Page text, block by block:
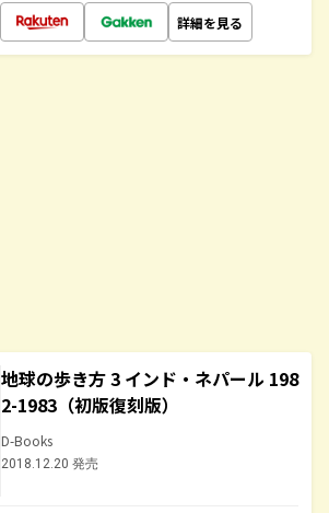
詳細を見る
地球の歩き方 3 インド・ネパール 198
2-1983（初版復刻版）
D-Books
2018.12.20 発売